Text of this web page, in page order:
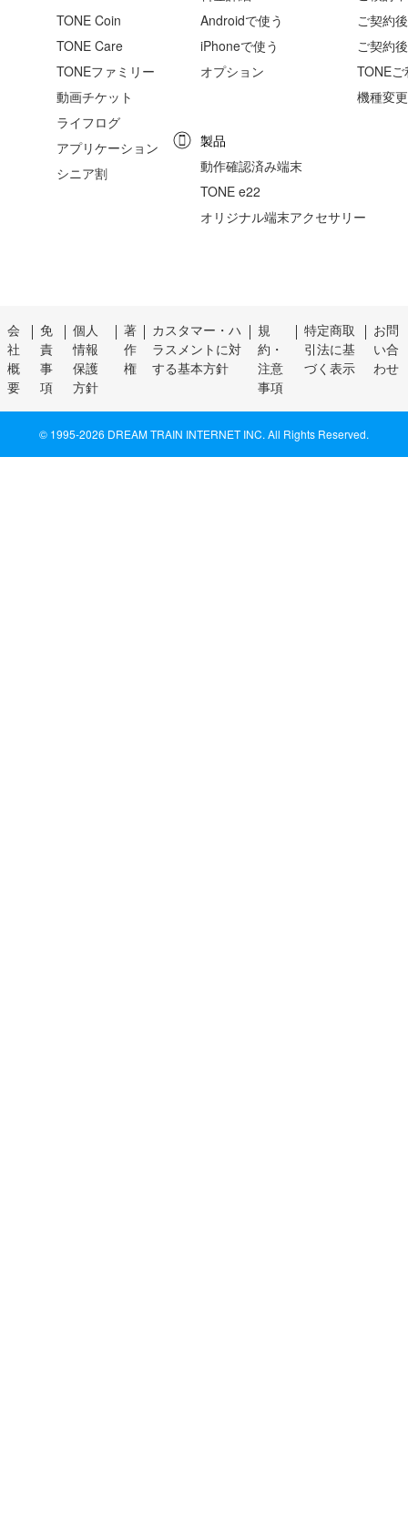
TONE Coin
TONE Care
TONEファミリー
動画チケット
ライフログ
アプリケーション
シニア割
Androidで使う
iPhoneで使う
オプション
製品
動作確認済み端末
TONE e22
オリジナル端末アクセサリー
ご契約
ご契約
TONE
機種変
会
社
概
要
免
責
事
項
個人
情報
保護
方針
著
作
権
カスタマー・ハ
ラスメントに対
する基本方針
規
約・
注意
事項
特定商取
引法に基
づく表示
お問
い合
わせ
© 1995-2026 DREAM TRAIN INTERNET INC. All Rights Reserved.